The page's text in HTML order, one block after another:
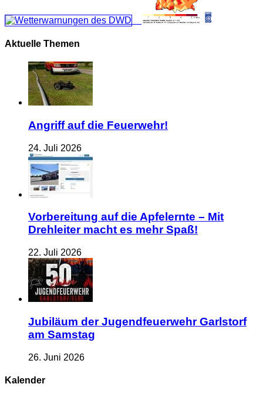
Aktuelle Themen
Angriff auf die Feuerwehr!
24. Juli 2026
Vorbereitung auf die Apfelernte – Mit
Drehleiter macht es mehr Spaß!
22. Juli 2026
Jubiläum der Jugendfeuerwehr Garlstorf
am Samstag
26. Juni 2026
Kalender